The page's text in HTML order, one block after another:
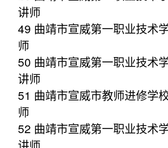
讲师
49 曲靖市宣威第一职业技术
师
50 曲靖市宣威第一职业技术
讲师
51 曲靖市宣威市教师进修学
师
52 曲靖市宣威第一职业技术
讲师